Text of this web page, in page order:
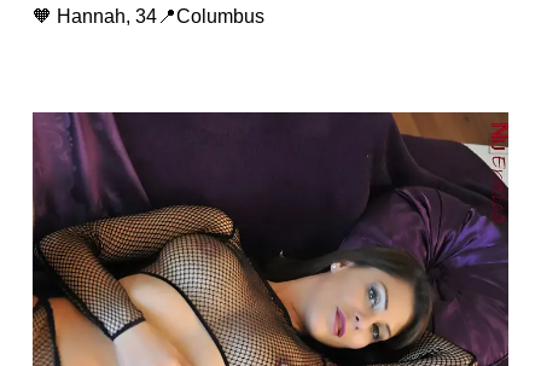
🧡 Hannah, 34📍Columbus